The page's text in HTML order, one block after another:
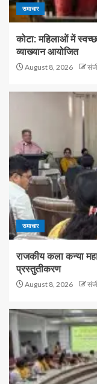
समाचार
कोटा: महिलाओं में
व्याख्यान आयोजित
August 8, 2026
समाचार
राजकीय कला कन्या
प्रस्तुतीकरण
August 8, 2026